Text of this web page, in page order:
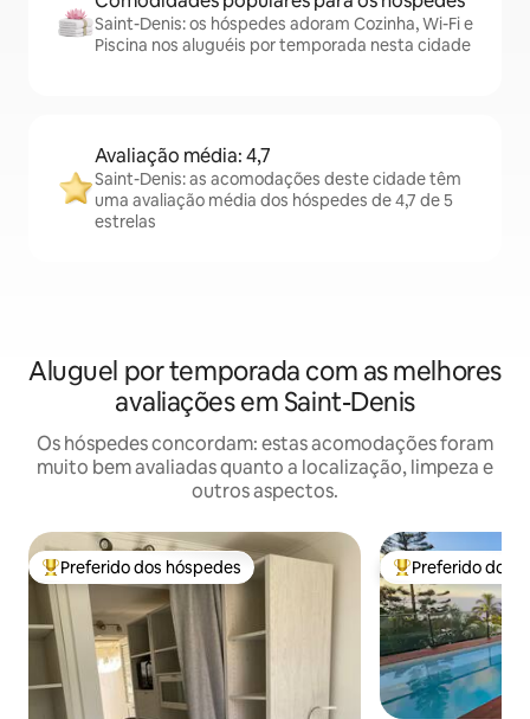
Saint-Denis: os hóspedes adoram Cozinha, Wi-Fi e
Piscina nos aluguéis por temporada nesta cidade
Avaliação média: 4,7
Saint-Denis: as acomodações deste cidade têm
uma avaliação média dos hóspedes de 4,7 de 5
estrelas
Aluguel por temporada com as melhores
avaliações em Saint-Denis
Os hóspedes concordam: estas acomodações foram
muito bem avaliadas quanto a localização, limpeza e
outros aspectos.
Entre os melhores preferidos dos hóspedes
Preferido dos hóspedes Entre os
Preferido dos